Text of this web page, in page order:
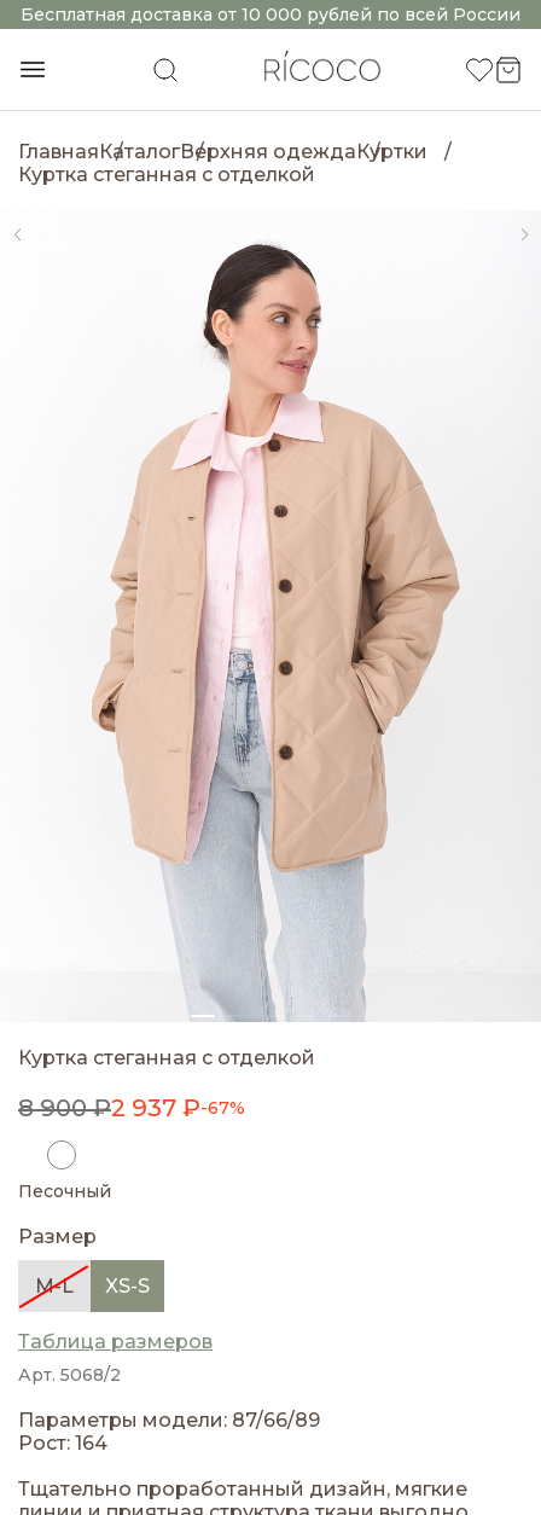
Бесплатная доставка от 10 000 рублей по всей России
ГлавнаяКаталогВерхняя одеждаКуртки
Куртка стеганная с отделкой
Куртка стеганная с отделкой
8 900 ₽2 937 ₽-67%
Песочный
Размер
M-L XS-S
Таблица размеров
Арт. 5068/2
Параметры модели: 87/66/89
Рост: 164
Тщательно проработанный дизайн, мягкие